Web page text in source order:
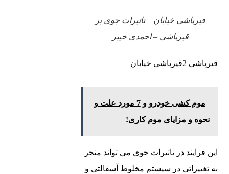
قیرپاشی خیابان – تاثیرات جوی بر
قیرپاشی – احمدی خیبر
قیرپاشی 2قیرپاشی خیابان
موم کشی خودرو و 7 مورد علت و
نحوه و مزایای موم کاری!
این فرایند در تاثیرات جوی می‌ تواند منجر
به تغییراتی در سیستم مخلوط آسفالتی و